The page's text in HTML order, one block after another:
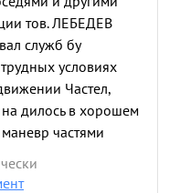
тов. ЛЕБЕДЕВ
служб бу
условиях
Частел,
дилось в хорошем
частями
роль в выходе
границы. ...»